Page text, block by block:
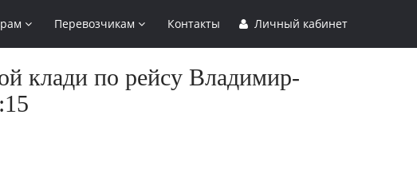
Перевозчикам Контакты Личный кабинет
клади по рейсу Владимир-